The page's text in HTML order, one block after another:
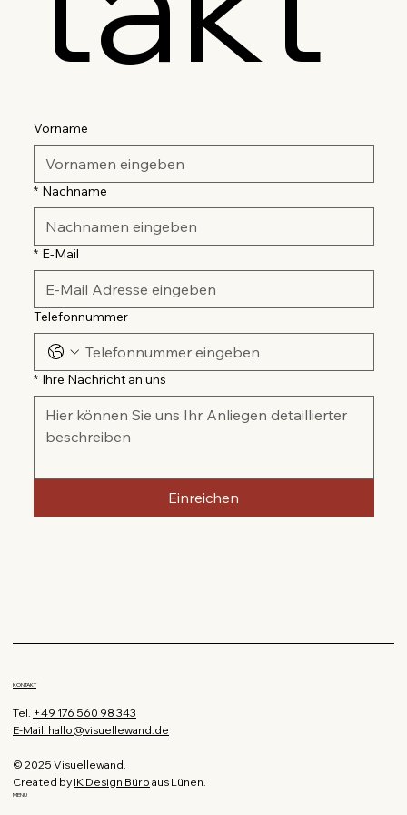
Vorname
* Nachname
* E-Mail
Telefonnummer
* Ihre Nachricht an uns
Einreichen
KONTAKT
Tel. +49 176 560 98 343
E-Mail: hallo@visuellewand.de
© 2025 Visuellewand.
Created by IK Design Büro aus Lünen.
MENU